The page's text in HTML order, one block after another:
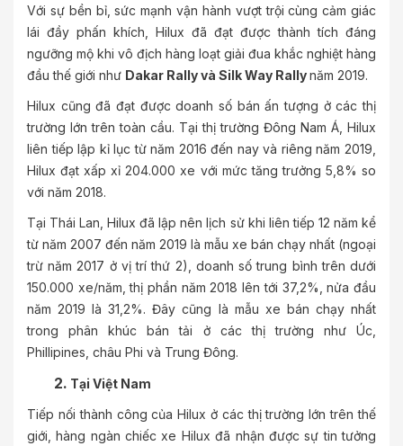
Với sự bền bỉ, sức mạnh vận hành vượt trội cùng cảm giác
lái đầy phấn khích, Hilux đã đạt được thành tích đáng
ngưỡng mộ khi vô địch hàng loạt giải đua khắc nghiệt hàng
đầu thế giới như Dakar Rally và Silk Way Rallynăm 2019.
Hilux cũng đã đạt được doanh số bán ấn tượng ở các thị
trường lớn trên toàn cầu. Tại thị trường Đông Nam Á, Hilux
liên tiếp lập kỉ lục từ năm 2016 đến nay và riêng năm 2019,
Hilux đạt xấp xỉ 204.000 xe với mức tăng trưởng 5,8% so
với năm 2018.
Tại Thái Lan, Hilux đã lập nên lịch sử khi liên tiếp 12 năm kể
từ năm 2007 đến năm 2019 là mẫu xe bán chạy nhất (ngoại
trừ năm 2017 ở vị trí thứ 2), doanh số trung bình trên dưới
150.000 xe/năm, thị phần năm 2018 lên tới 37,2%, nửa đầu
năm 2019 là 31,2%. Đây cũng là mẫu xe bán chạy nhất
trong phân khúc bán tải ở các thị trường như Úc,
Phillipines, châu Phi và Trung Đông.
2. Tại Việt Nam
Tiếp nối thành công của Hilux ở các thị trường lớn trên thế
giới, hàng ngàn chiếc xe Hilux đã nhận được sự tin tưởng